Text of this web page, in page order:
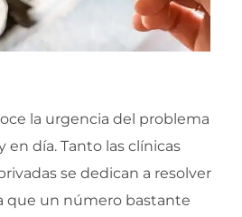
la urgencia del problema
día. Tanto las clínicas
se dedican a resolver
que un número bastante